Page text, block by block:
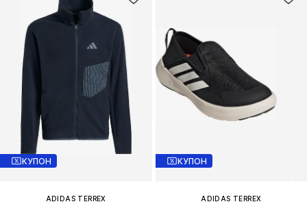
КУПОН
ADIDAS TERREX
КУПОН
ADIDAS TERREX